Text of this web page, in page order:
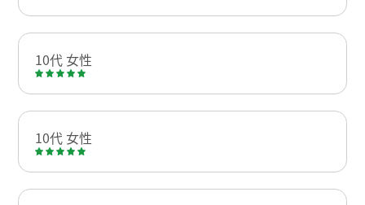
10代 女性
10代 女性